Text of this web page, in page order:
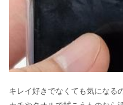
キレイ好きでなくても気になる